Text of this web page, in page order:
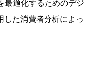
最適化するためのデジ
した消費者分析によっ